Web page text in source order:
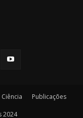
Ciência Publicações
2024